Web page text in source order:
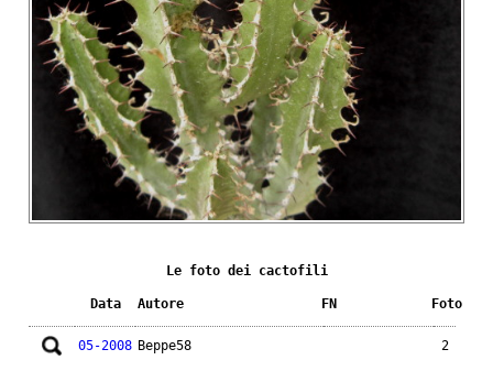
Le foto dei cactofili
Data Autore FN Foto
05-2008 Beppe58 2